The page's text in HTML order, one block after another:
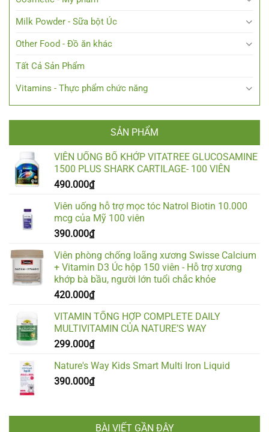
Milk Powder - Sữa bột Úc
Other Food - Đồ ăn khác
Tất Cả Sản Phẩm
Vitamins - Thực phẩm chức năng
SẢN PHẨM
VIÊN UỐNG BỔ KHỚP VITATREE GLUCOSAMINE
1500 PLUS SHARK CARTILAGE- 100 VIÊN
490.000₫
Viên uống hỗ trợ mọc tóc Natrol Biotin 10.000
mcg của Mỹ 100 viên
390.000₫
Viên phòng chống loãng xương Swisse Calcium
+ Vitamin D3 Úc hộp 150 viên - Hỗ trợ xương
khớp bà bầu, người lớn tuổi chắc khỏe
420.000₫
VITAMIN TỔNG HỢP COMPLETE DAILY
MULTIVITAMIN CỦA NATURE’S WAY
299.000₫
Nature's Way Kids Smart Multi Iron Liquid
390.000₫
BÀI VIẾT GẦN ĐÂY